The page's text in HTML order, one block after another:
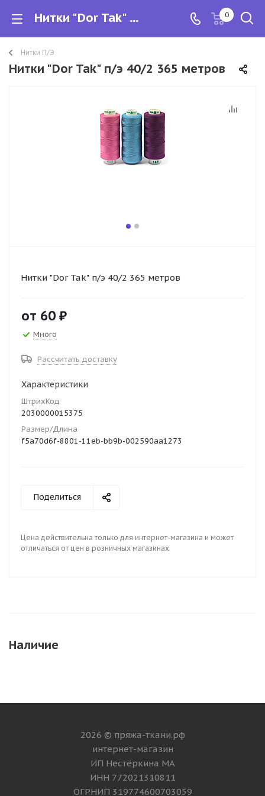
Нитки "Dor Tak" п/э 40/2 365 метров 0
Нитки П/Э
Нитки "Dor Tak" п/э 40/2 365 метров
Нитки "Dor Tak" п/э 40/2 365 метров
от 60 ₽
Много
Рассчитать доставку
Характеристики
ШтрихКод
2030000015375
Размер/Длина
f5a70d6f-8801-11eb-bb9b-002590aa1273
Поделиться
Цена действительна только для интернет-магазина и может
отличаться от цен в розничных магазинах
Наличие
2026 © пряжа-ткани.рф
интернет-магазин
ИП Нестёркина МА
ИНН 772021310811
ОГРНИП 319774600703059